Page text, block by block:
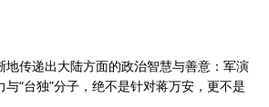
地传递出大陆方面的政治智慧与善意：军演
“台独”分子，绝不是针对蒋万安，更不是